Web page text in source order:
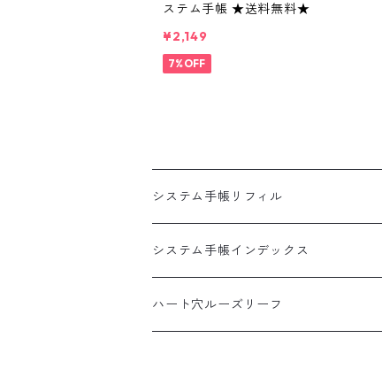
ステム手帳 ★送料無料★
¥2,149
7%OFF
システム手帳リフィル
A5
HB×WA5
システム手帳インデックス
A5
ハート穴ルーズリーフ